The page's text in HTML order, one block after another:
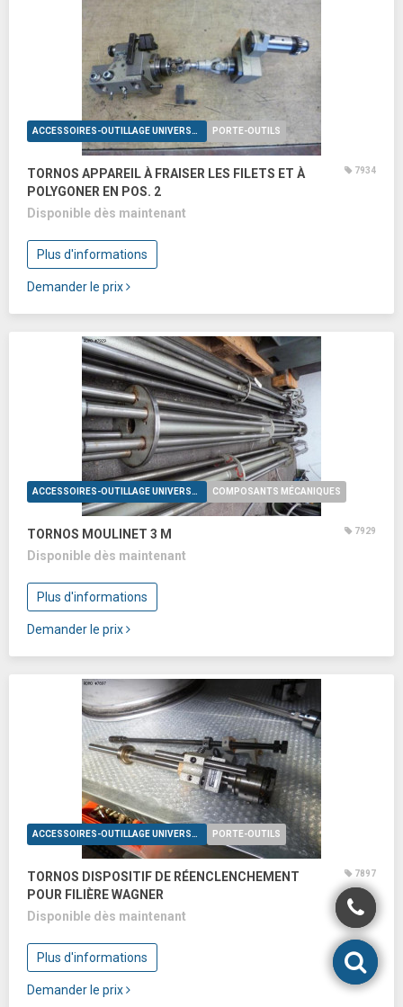
ACCESSOIRES-OUTILLAGE UNIVERSELS PORTE-OUTILS
TORNOS APPAREIL À FRAISER LES FILETS ET À
POLYGONER EN POS. 2
7934
Disponible dès maintenant
Plus d'informations
Demander le prix
ACCESSOIRES-OUTILLAGE UNIVERSELS COMPOSANTS MÉCANIQUES
TORNOS MOULINET 3 M 7929
Disponible dès maintenant
Plus d'informations
Demander le prix
ACCESSOIRES-OUTILLAGE UNIVERSELS PORTE-OUTILS
TORNOS DISPOSITIF DE RÉENCLENCHEMENT
POUR FILIÈRE WAGNER
7897
Disponible dès maintenant
Plus d'informations
Demander le prix